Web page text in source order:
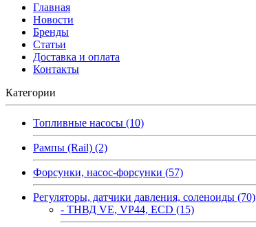
Главная
Новости
Бренды
Статьи
Доставка и оплата
Контакты
Категории
Топливные насосы (10)
Рампы (Rail) (2)
Форсунки, насос-форсунки (57)
Регуляторы, датчики давления, соленоиды (70)
- ТНВД VE, VP44, ECD (15)